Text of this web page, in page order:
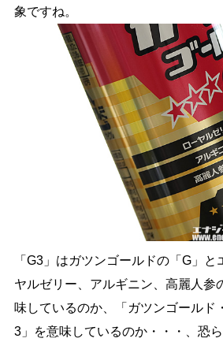
象ですね。
「G3」はガツンゴールドの「G」
ヤルゼリー、アルギニン、高麗人参
味しているのか、「ガツンゴールド
3」を意味しているのか・・・、恐